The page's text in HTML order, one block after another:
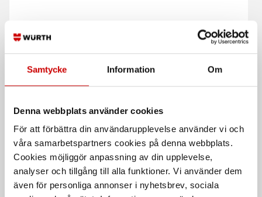
Samtycke Information Om
Denna webbplats använder cookies
För att förbättra din användarupplevelse använder vi och
våra samarbetspartners cookies på denna webbplats.
Cookies möjliggör anpassning av din upplevelse,
analyser och tillgång till alla funktioner. Vi använder dem
även för personliga annonser i nyhetsbrev, sociala
Tryckluftsslang med
Röd slang i polyuretan med wSafe
snabbkopplingar
Tryckluftslang PVC utan
För inom- och utomhusbruk